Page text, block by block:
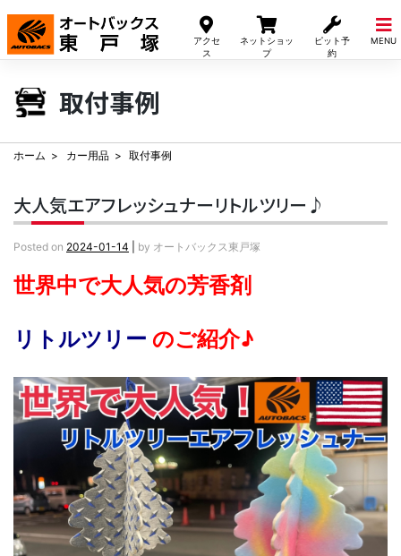
アクセ
ス
ネットショッ
プ
ピット予
約
MENU
Skip
content
取付事例
ホーム カー用品 取付事例
大人気エアフレッシュナーリトルツリー♪
Posted on 2024-01-14 by オートバックス東戸塚
世界中で大人気の芳香剤
リトルツリー のご紹介♪